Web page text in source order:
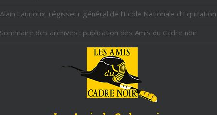
Alain Laurioux, régisseur général de l’Ecole Nationale d’Equitation
Sommaire des archives : publication des Amis du Cadre noir